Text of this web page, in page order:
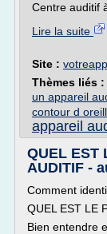
Centre auditif
Lire la suite
Site :
Thèmes liés :
un appareil
contour d
appareil
QUEL EST
AUDITIF -
Comment
QUEL EST LE
Bien entendre